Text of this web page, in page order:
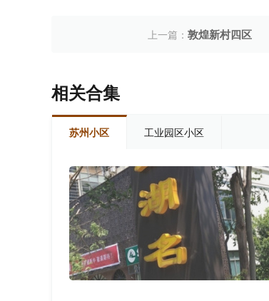
上一篇：敦煌新村四区
相关合集
苏州小区 工业园区小区